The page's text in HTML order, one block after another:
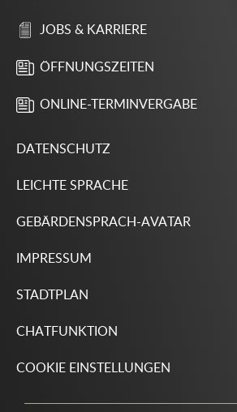
JOBS & KARRIERE
ÖFFNUNGSZEITEN
ONLINE-TERMINVERGABE
DATENSCHUTZ
LEICHTE SPRACHE
GEBÄRDENSPRACH-AVATAR
IMPRESSUM
STADTPLAN
CHATFUNKTION
COOKIE EINSTELLUNGEN